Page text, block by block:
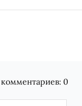
комментариев: 0